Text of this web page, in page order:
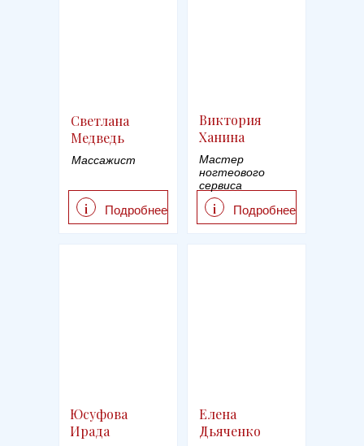
Подробнее
i Подробнее
i
Виктория
Ханина
Мастер
ногтеового
сервиса
Юсуфова
Ирада
Елена
Дьяченко
Светлана
Медведь
Массажист